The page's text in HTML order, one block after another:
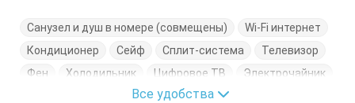
Санузел и душ в номере (совмещены)
Wi-Fi интернет
Кондиционер
Сейф Сплит-система
Телевизор
Фен
Холодильник Цифровое ТВ
Электрочайник
Кровать двуспальная
Все удобства